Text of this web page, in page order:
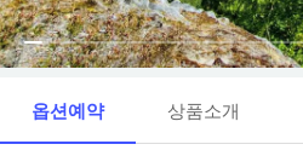
옵션예약 상품소개